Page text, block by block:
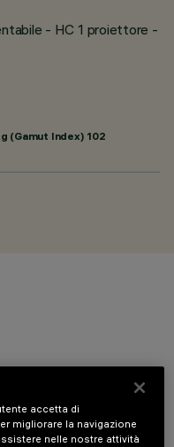
- HC 1 proiettore -
(Gamut Index) 102
accetta di
migliorare la navigazione
nelle nostre attività